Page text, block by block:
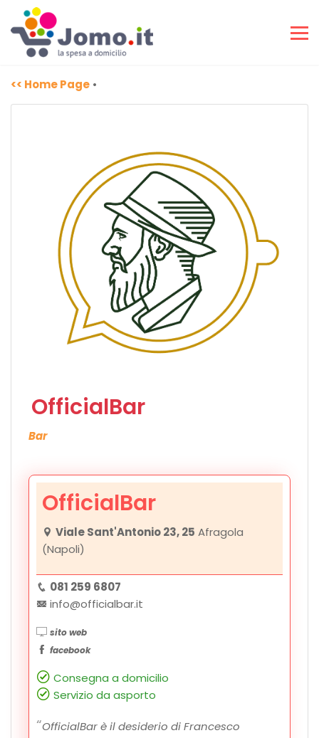
<< Home Page •
OfficialBar
Bar
OfficialBar
Viale Sant'Antonio 23, 25 Afragola
(Napoli)
081 259 6807
info@officialbar.it
sito web
facebook
Consegna a domicilio
Servizio da asporto
OfficialBar è il desiderio di Francesco